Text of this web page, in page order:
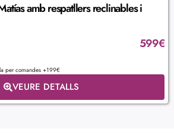
amb respatllers reclinables i
599€
per comandes +199€
VEURE DETALLS